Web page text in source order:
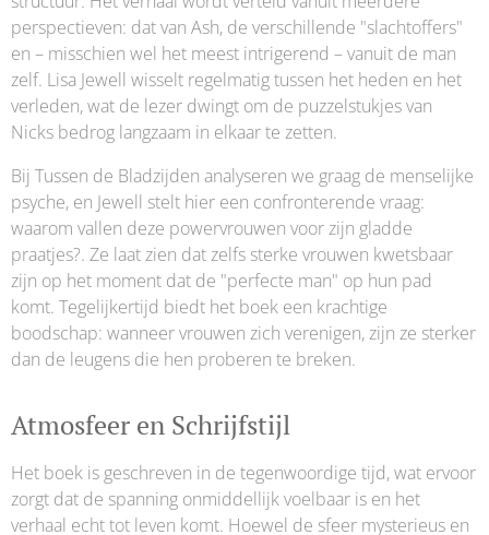
perspectieven: dat van Ash, de verschillende "slachtoffers"
en – misschien wel het meest intrigerend – vanuit de man
zelf. Lisa Jewell wisselt regelmatig tussen het heden en het
verleden, wat de lezer dwingt om de puzzelstukjes van
Nicks bedrog langzaam in elkaar te zetten.
Bij Tussen de Bladzijden analyseren we graag de menselijke
psyche, en Jewell stelt hier een confronterende vraag:
waarom vallen deze powervrouwen voor zijn gladde
praatjes?. Ze laat zien dat zelfs sterke vrouwen kwetsbaar
zijn op het moment dat de "perfecte man" op hun pad
komt. Tegelijkertijd biedt het boek een krachtige
boodschap: wanneer vrouwen zich verenigen, zijn ze sterker
dan de leugens die hen proberen te breken.
Atmosfeer en Schrijfstijl
Het boek is geschreven in de tegenwoordige tijd, wat ervoor
zorgt dat de spanning onmiddellijk voelbaar is en het
verhaal echt tot leven komt. Hoewel de sfeer mysterieus en